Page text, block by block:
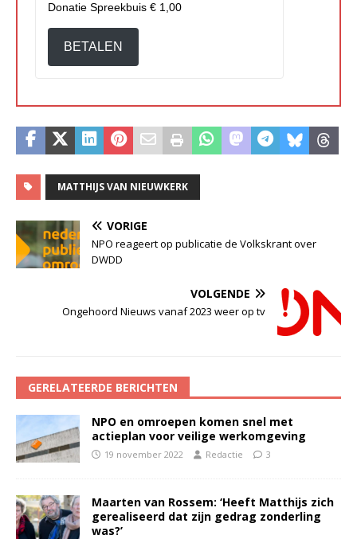
Donatie Spreekbuis € 1,00
BETALEN
MATTHIJS VAN NIEUWKERK
VORIGE
NPO reageert op publicatie de Volkskrant over
DWDD
VOLGENDE
Ongehoord Nieuws vanaf 2023 weer op tv
GERELATEERDE BERICHTEN
NPO en omroepen komen snel met
actieplan voor veilige werkomgeving
19 november 2022 Redactie 3
Maarten van Rossem: ‘Heeft Matthijs zich
gerealiseerd dat zijn gedrag zonderling
was?’